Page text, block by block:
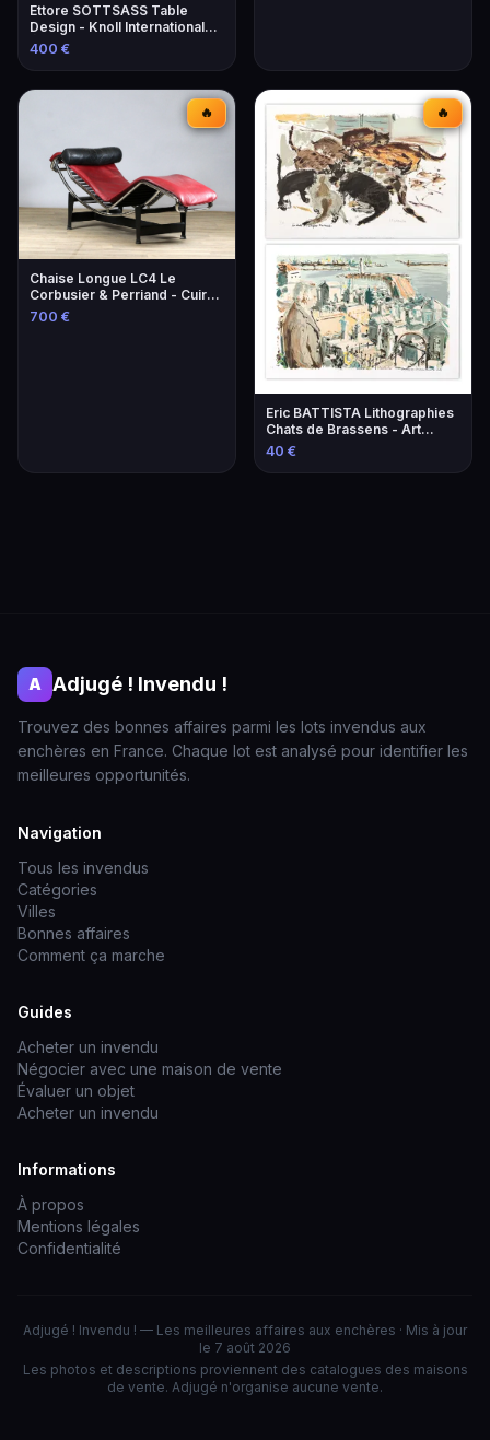
Ettore SOTTSASS Table
Design - Knoll International
Éditeur
400 €
🔥
Chaise Longue LC4 Le
Corbusier & Perriand - Cuir
Lie-de-Vin
700 €
🔥
Eric BATTISTA Lithographies
Chats de Brassens - Art
Contemporain
40 €
A Adjugé ! Invendu !
Trouvez des bonnes affaires parmi les lots invendus aux
enchères en France. Chaque lot est analysé pour identifier les
meilleures opportunités.
Navigation
Tous les invendus
Catégories
Villes
Bonnes affaires
Comment ça marche
Guides
Acheter un invendu
Négocier avec une maison de vente
Évaluer un objet
Acheter un invendu
Informations
À propos
Mentions légales
Confidentialité
Adjugé ! Invendu ! — Les meilleures affaires aux enchères · Mis à jour
le 7 août 2026
Les photos et descriptions proviennent des catalogues des maisons
de vente. Adjugé n'organise aucune vente.